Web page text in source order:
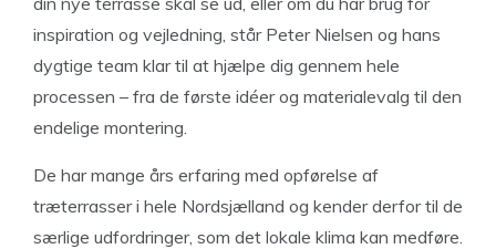
inspiration og vejledning, står Peter Nielsen og hans
dygtige team klar til at hjælpe dig gennem hele
processen – fra de første idéer og materialevalg til den
endelige montering.
De har mange års erfaring med opførelse af
træterrasser i hele Nordsjælland og kender derfor til de
særlige udfordringer, som det lokale klima kan medføre.